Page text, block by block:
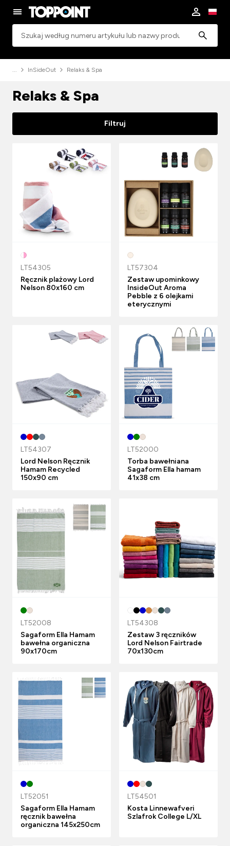
InSideOut Relaks & Spa
Relaks & Spa
Filtruj
LT54305
Ręcznik plażowy Lord
Nelson 80x160 cm
LT57304
Zestaw upominkowy
InsideOut Aroma
Pebble z 6 olejkami
eterycznymi
LT54307
Lord Nelson Ręcznik
Hamam Recycled
150x90 cm
LT52000
Torba bawełniana
Sagaform Ella hamam
41x38 cm
LT52008
Sagaform Ella Hamam
bawełna organiczna
90x170cm
LT54308
Zestaw 3 ręczników
Lord Nelson Fairtrade
70x130cm
LT52051
Sagaform Ella Hamam
ręcznik bawełna
organiczna 145x250cm
LT54501
Kosta Linnewafveri
Szlafrok College L/XL